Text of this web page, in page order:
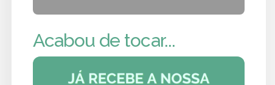
Acabou de tocar...